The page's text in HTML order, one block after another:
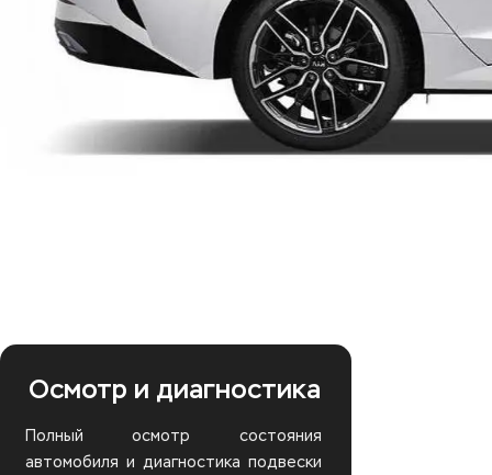
можно дольше и реже заезжал на сервис по
внерегламентым причинам.
Обслуживание корпоративных клиентов (и
Осмотр и диагностика
Полный осмотр состояния
автомобиля и диагностика подвески